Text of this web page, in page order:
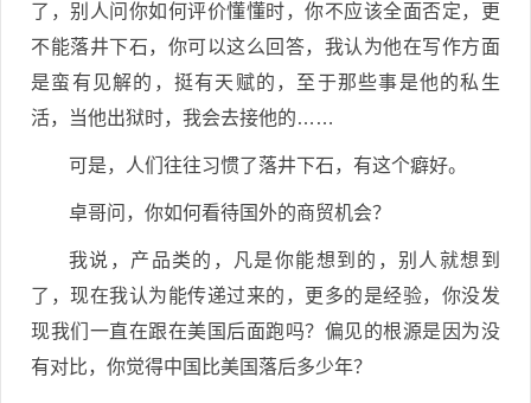
了，别人问你如何评价懂懂时，你不应该全面否定，更
不能落井下石，你可以这么回答，我认为他在写作方面
是蛮有见解的，挺有天赋的，至于那些事是他的私生
活，当他出狱时，我会去接他的……
可是，人们往往习惯了落井下石，有这个癖好。
卓哥问，你如何看待国外的商贸机会？
我说，产品类的，凡是你能想到的，别人就想到
了，现在我认为能传递过来的，更多的是经验，你没发
现我们一直在跟在美国后面跑吗？偏见的根源是因为没
有对比，你觉得中国比美国落后多少年？